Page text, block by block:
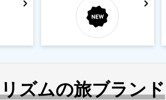
ズムの旅ブランド